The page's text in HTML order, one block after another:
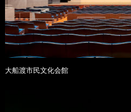
大船渡市民文化会館